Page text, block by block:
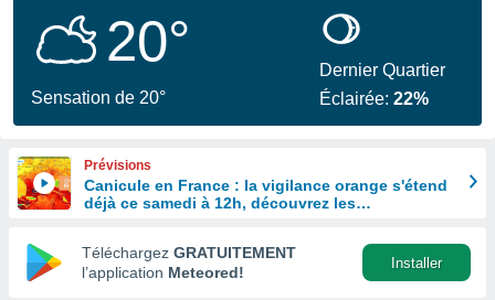
en
20°
Sensation de 20°
Dernier Quartier
Éclairée:22%
Prévisions
Canicule en France : la vigilance orange s'étend
déjà ce samedi à 12h, découvrez les
Téléchargez GRATUITEMENT
l’application Meteored!
Installer